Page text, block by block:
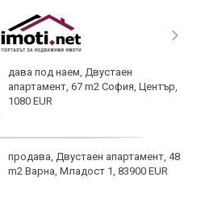
дава под наем, Двустаен
апартамент, 67 m2 София, Център,
1080 EUR
продава, Двустаен апартамент, 48
m2 Варна, Младост 1, 83900 EUR